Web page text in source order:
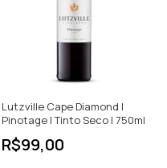
Lutzville Cape Diamond |
Pinotage | Tinto Seco | 750ml
R$99,00